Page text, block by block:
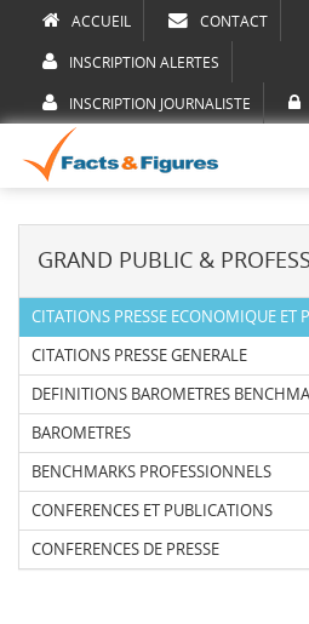
ACCUEIL CONTACT
INSCRIPTION ALERTES
INSCRIPTION JOURNALISTE
GRAND PUBLIC &
CITATIONS PRESSE ECONOMIQUE ET
CITATIONS PRESSE GENERALE
DEFINITIONS BAROMETRES
BAROMETRES
BENCHMARKS PROFESSIONNELS
CONFERENCES ET PUBLICATIONS
CONFERENCES DE PRESSE